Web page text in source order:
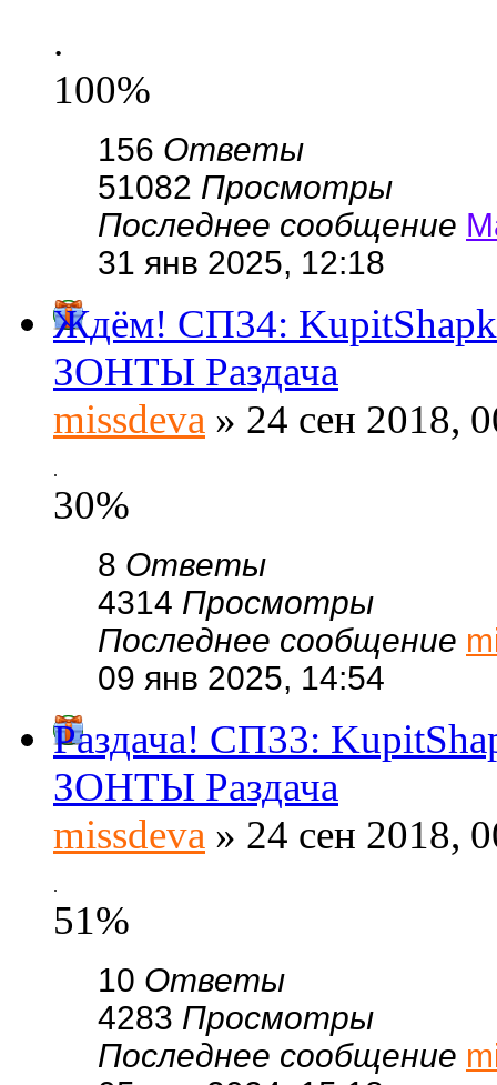
.
100%
156 Ответы
51082 Просмотры
Последнее сообщение
31 янв 2025, 12:18
Ждём! СП34:
ЗОНТЫ Раздача
missdeva » 24 сен 2018,
.
30%
8 Ответы
4314 Просмотры
Последнее сообщение
09 янв 2025, 14:54
Раздача! СП33:
ЗОНТЫ Раздача
missdeva » 24 сен 2018,
.
51%
10 Ответы
4283 Просмотры
Последнее сообщение